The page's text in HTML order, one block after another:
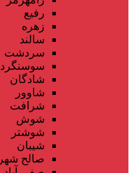
رفیع
زهره
سالند
سردشت
سوسنگرد
شادگان
شاوور
شرافت
شوش
شوشتر
شیبان
صالح شهر